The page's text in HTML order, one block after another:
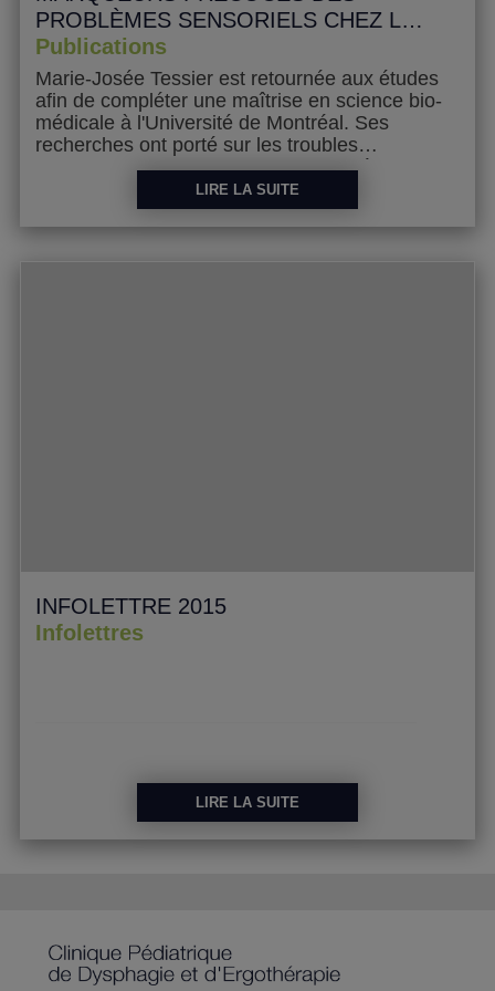
sincèrement avoir fait reconnaître le rôle de
l’ergothérapie en dysphagie. Ce qui compte le
plus pour moi demeure de continuer à
travailler avec les enfants et les familles aux
prises avec un problème d'alimentation.
PROBLÈMES SENSORIELS CHEZ LE
JEUNE ENFANT PRÉSENTANT DES
PROBLÈMES D'ALIMENTATION
Publications
Marie-Josée Tessier est retournée aux études
afin de compléter une maîtrise en science bio-
médicale à l'Université de Montréal. Ses
recherches ont porté sur les troubles
sensoriels d'alimentation. Elle a publié son
mémoire en 2010.
LIRE SON MÉMOIRE
LIRE LA SUITE
INFOLETTRE 2015
Infolettres
LIRE LA SUITE